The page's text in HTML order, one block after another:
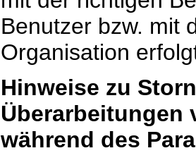
Benutzer bzw. mit
Organisation
Hinweise zu
Überarbeitungen
während des